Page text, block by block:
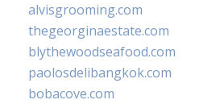
alvisgrooming.com
thegeorginaestate.com
blythewoodseafood.com
paolosdelibangkok.com
bobacove.com